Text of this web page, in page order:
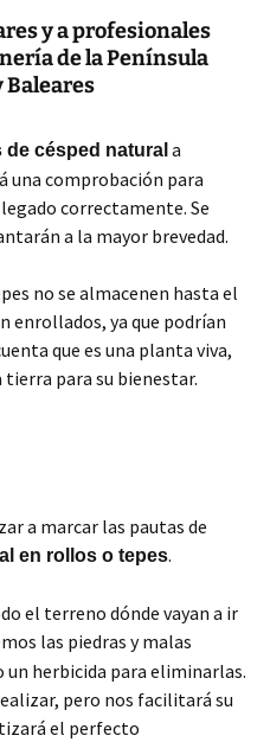
y a profesionales
de la Península
Baleares
de césped natural a
una comprobación para
correctamente. Se
a la mayor brevedad.
no se almacenen hasta el
enrollados, ya que podrían
que es una planta viva,
para su bienestar.
a marcar las pautas de
en rollos o tepes.
el terreno dónde vayan a ir
las piedras y malas
un herbicida para eliminarlas.
pero nos facilitará su
el perfecto